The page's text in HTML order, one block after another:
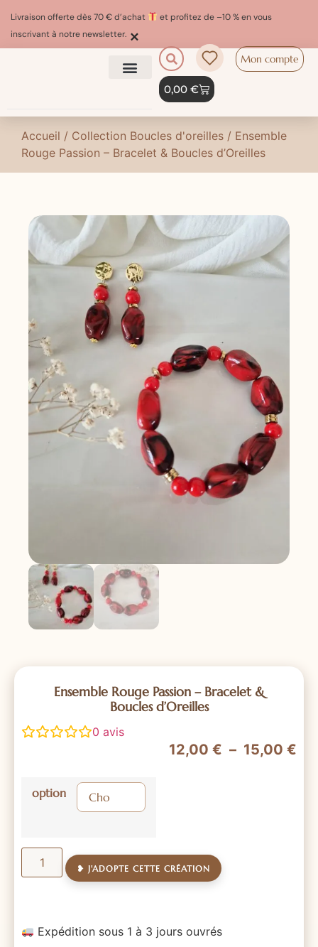
Livraison offerte dès 70 € d’achat
et profitez de –10 % en vous
inscrivant à notre newsletter. ×
Mon compte
0,00 €
Accueil / Collection Boucles d'oreilles / Ensemble
Rouge Passion – Bracelet & Boucles d’Oreilles
Ensemble Rouge Passion – Bracelet &
Boucles d’Oreilles
0 avis
12,00 € – 15,00 €
option
❥ J'ADOPTE CETTE CRÉATION
Expédition sous 1 à 3 jours ouvrés